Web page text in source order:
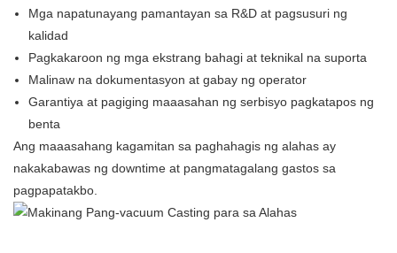
Mga napatunayang pamantayan sa R&D at pagsusuri ng
kalidad
Pagkakaroon ng mga ekstrang bahagi at teknikal na suporta
Malinaw na dokumentasyon at gabay ng operator
Garantiya at pagiging maaasahan ng serbisyo pagkatapos ng
benta
Ang maaasahang kagamitan sa paghahagis ng alahas ay
nakakabawas ng downtime at pangmatagalang gastos sa
pagpapatakbo.